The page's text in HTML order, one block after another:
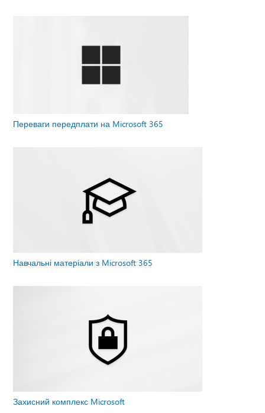
Переваги передплати на Microsoft 365
Навчальні матеріали з Microsoft 365
Захисний комплекс Microsoft